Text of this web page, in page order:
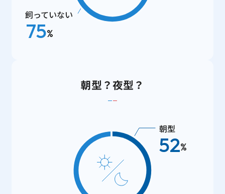
飼っていない
75%
朝型？夜型？
朝型
52%